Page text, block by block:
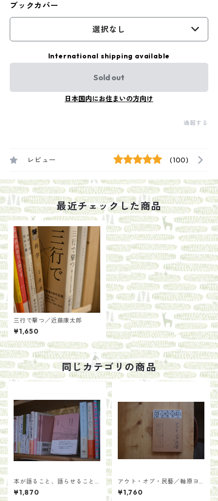
ブックカバー
選択なし
International shipping available
Sold out
日本国内にお住まいの方向け
通報する
レビュー (100)
最近チェックした商品
三行で撃つ／近藤康太郎
¥1,650
同じカテゴリの商品
本が語ること、語らせること
／青木海青子
¥1,870
アウト・オブ・民藝／軸原ヨ
ウスケと中村裕太
¥1,760